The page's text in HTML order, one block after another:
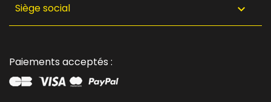
Siège social 
Paiements acceptés :